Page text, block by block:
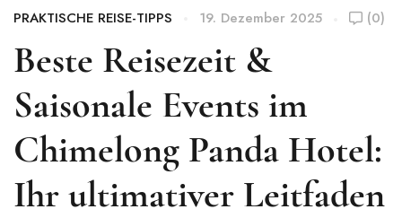
PRAKTISCHE REISE-TIPPS 19. Dezember 2025 (0)
Beste Reisezeit &
Saisonale Events im
Chimelong Panda Hotel:
Ihr ultimativer Leitfaden